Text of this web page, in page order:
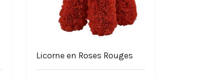
Licorne en Roses Rouges